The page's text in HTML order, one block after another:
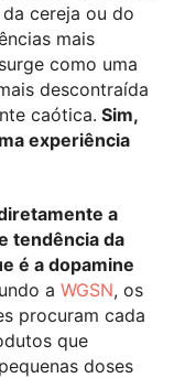
cereja ou do
mais
como uma
descontraída
caótica. Sim,
experiência
a
tendência da
é a dopamine
a WGSN, os
procuram cada
que
doses